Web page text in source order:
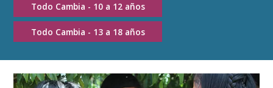
Todo Cambia - 10 a 12 años
Todo Cambia - 13 a 18 años